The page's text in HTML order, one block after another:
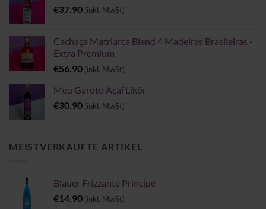
€37.90 (inkl. MwSt)
Cachaça Matriarca Blend 4 Madeiras Brasileiras -
Extra Premium
€56.90 (inkl. MwSt)
Meu Garoto Açaí Likör
€30.90 (inkl. MwSt)
MEISTVERKAUFTE ARTIKEL
Blauer Frizzante Principe
€14.90 (inkl. MwSt)